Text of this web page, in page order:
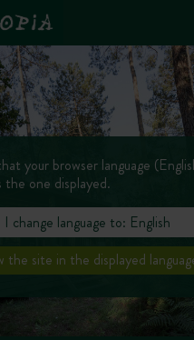
your browser language
the one displayed.
I change language to: English
the site in the displayed